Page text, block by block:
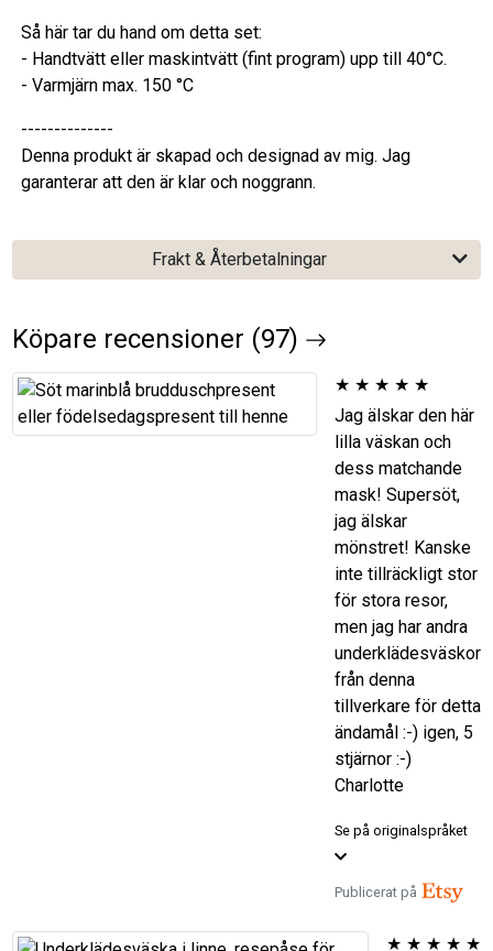
Så här tar du hand om detta set:
- Handtvätt eller maskintvätt (fint program) upp till 40°C.
- Varmjärn max. 150 °C
--------------
Denna produkt är skapad och designad av mig. Jag
garanterar att den är klar och noggrann.
Frakt & Återbetalningar
Köpare recensioner (97)
★ ★ ★ ★ ★
Jag älskar den här
lilla väskan och
dess matchande
mask! Supersöt,
jag älskar
mönstret! Kanske
inte tillräckligt stor
för stora resor,
men jag har andra
underklädesväskor
från denna
tillverkare för detta
ändamål :-) igen, 5
stjärnor :-)
Charlotte
Se på originalspråket
Publicerat på
★ ★ ★ ★ ★